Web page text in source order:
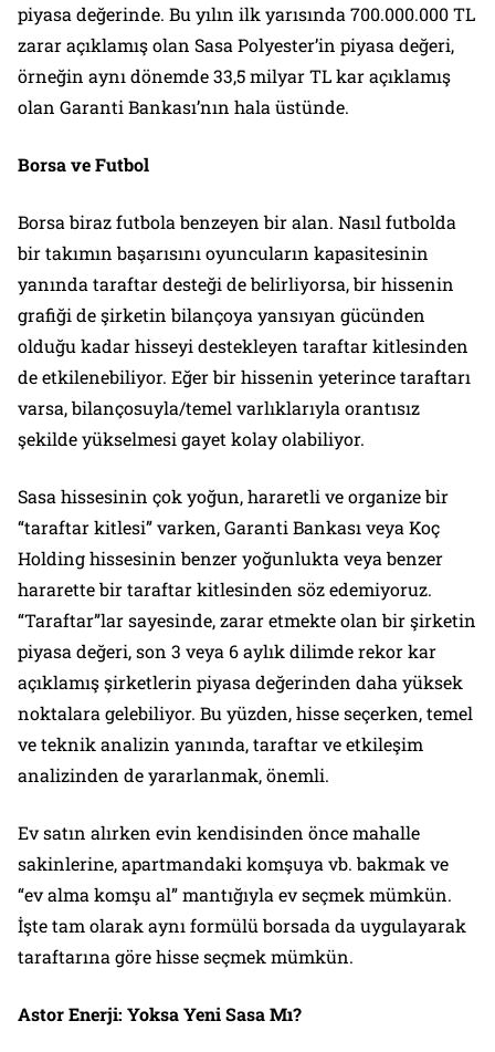
piyasa değerinde. Bu yılın ilk yarısında 700.000.000 TL
zarar açıklamış olan Sasa Polyester’in piyasa değeri,
örneğin aynı dönemde 33,5 milyar TL kar açıklamış
olan Garanti Bankası’nın hala üstünde.
Borsa ve Futbol
Borsa biraz futbola benzeyen bir alan. Nasıl futbolda
bir takımın başarısını oyuncuların kapasitesinin
yanında taraftar desteği de belirliyorsa, bir hissenin
grafiği de şirketin bilançoya yansıyan gücünden
olduğu kadar hisseyi destekleyen taraftar kitlesinden
de etkilenebiliyor. Eğer bir hissenin yeterince taraftarı
varsa, bilançosuyla/temel varlıklarıyla orantısız
şekilde yükselmesi gayet kolay olabiliyor.
Sasa hissesinin çok yoğun, hararetli ve organize bir
“taraftar kitlesi” varken, Garanti Bankası veya Koç
Holding hissesinin benzer yoğunlukta veya benzer
hararette bir taraftar kitlesinden söz edemiyoruz.
“Taraftar”lar sayesinde, zarar etmekte olan bir şirketin
piyasa değeri, son 3 veya 6 aylık dilimde rekor kar
açıklamış şirketlerin piyasa değerinden daha yüksek
noktalara gelebiliyor. Bu yüzden, hisse seçerken, temel
ve teknik analizin yanında, taraftar ve etkileşim
analizinden de yararlanmak, önemli.
Ev satın alırken evin kendisinden önce mahalle
sakinlerine, apartmandaki komşuya vb. bakmak ve
“ev alma komşu al” mantığıyla ev seçmek mümkün.
İşte tam olarak aynı formülü borsada da uygulayarak
taraftarına göre hisse seçmek mümkün.
Astor Enerji: Yoksa Yeni Sasa Mı?